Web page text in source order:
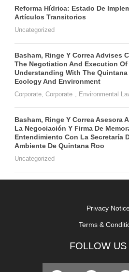
Reforma Hídrica: Estado De
Artículos Transitorios
Uncategorized
Basham, Ringe Y Correa Advises
The Negotiation And Execution Of
Understanding With The
Ecology And Environment
Corporate Corporate Environmental
Basham, Ringe Y Correa Asesora
La Negociación Y Firma De
Entendimiento Con La Secretaría
Ambiente De Quintana Roo
Uncategorized
Privacy
Terms &
FOLLOW US